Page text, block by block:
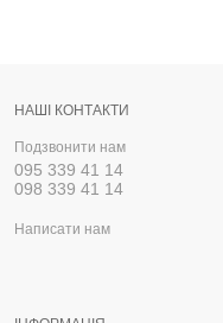
НАШІ КОНТАКТИ
Подзвонити нам
095 339 41 14
098 339 41 14
Написати нам